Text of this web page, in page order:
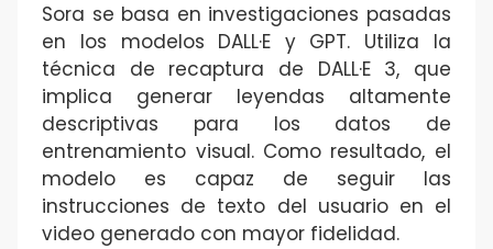
Sora se basa en investigaciones pasadas
en los modelos DALL·E y GPT. Utiliza la
técnica de recaptura de DALL·E 3, que
implica generar leyendas altamente
descriptivas para los datos de
entrenamiento visual. Como resultado, el
modelo es capaz de seguir las
instrucciones de texto del usuario en el
video generado con mayor fidelidad.